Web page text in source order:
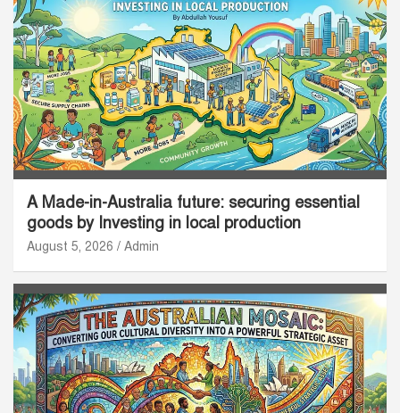
A Made-in-Australia future: securing essential
goods by Investing in local production
August 5, 2026 Admin